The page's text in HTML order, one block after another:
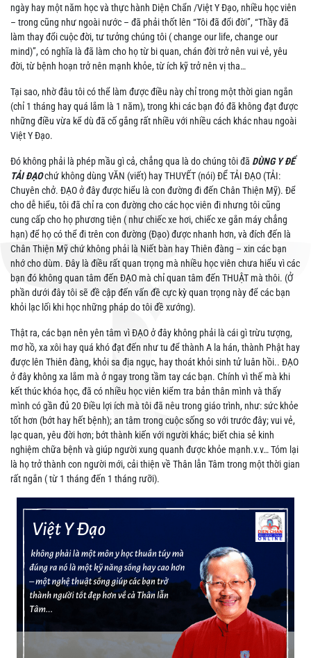
ngày hay một năm học và thực hành Diện Chẩn /Việt Y Đạo, nhiều học viên
– trong cũng như ngoài nước – đã phải thốt lên “Tôi đã đổi đời”, “Thầy đã
làm thay đổi cuộc đời, tư tưởng chúng tôi ( change our life, change our
mind)”, có nghĩa là đã làm cho họ từ bi quan, chán đời trở nên vui vẻ, yêu
đời, từ bệnh hoạn trở nên mạnh khỏe, từ ích kỹ trở nên vị tha…
Tại sao, nhờ đâu tôi có thể làm được điều này chỉ trong một thời gian ngắn
(chỉ 1 tháng hay quá lắm là 1 năm), trong khi các bạn đó đã không đạt được
những điều vừa kể dù đã cố gắng rất nhiều với nhiều cách khác nhau ngoài
Việt Y Đạo.
Đó không phải là phép mầu gì cả, chẳng qua là do chúng tôi đã DÙNG Y ĐỂ
TẢI ĐẠOchứ không dùng VĂN (viết) hay THUYẾT (nói) ĐỂ TẢI ĐẠO (TẢI:
Chuyên chở. ĐẠO ở đây được hiểu là con đường đi đến Chân Thiện Mỹ). Để
cho dễ hiểu, tôi đã chỉ ra con đường cho các học viên đi nhưng tôi cũng
cung cấp cho họ phương tiện ( như chiếc xe hơi, chiếc xe gắn máy chẳng
hạn) để họ có thể đi trên con đường (Đạo) được nhanh hơn, và đích đến là
Chân Thiện Mỹ chứ không phải là Niết bàn hay Thiên đàng – xin các bạn
nhớ cho dùm. Đây là điều rất quan trọng mà nhiều học viên chưa hiểu vì các
bạn đó không quan tâm đến ĐẠO mà chỉ quan tâm đến THUẬT mà thôi. (Ở
phần dưới đây tôi sẽ đề cập đến vấn đề cực kỳ quan trọng này để các bạn
khỏi lạc lối khi học những pháp do tôi đề xướng).
Thật ra, các bạn nên yên tâm vì ĐẠO ở đây không phải là cái gì trừu tượng,
mơ hồ, xa xôi hay quá khó đạt đến như tu để thành A la hán, thành Phật hay
được lên Thiên đàng, khỏi sa địa ngục, hay thoát khỏi sinh tử luân hồi.. ĐẠO
ở đây không xa lắm mà ở ngay trong tầm tay các bạn. Chính vì thế mà khi
kết thúc khóa học, đã có nhiều học viên kiểm tra bản thân mình và thấy
mình có gần đủ 20 Điều lợi ích mà tôi đã nêu trong giáo trình, như: sức khỏe
tốt hơn (bớt hay hết bệnh); an tâm trong cuộc sống so với trước đây; vui vẻ,
lạc quan, yêu đời hơn; bớt thành kiến với người khác; biết chia sẻ kinh
nghiệm chữa bệnh và giúp người xung quanh được khỏe mạnh.v.v… Tóm lại
là họ trở thành con người mới, cải thiện về Thân lẫn Tâm trong một thời gian
rất ngắn ( từ 1 tháng đến 1 tháng rưỡi).